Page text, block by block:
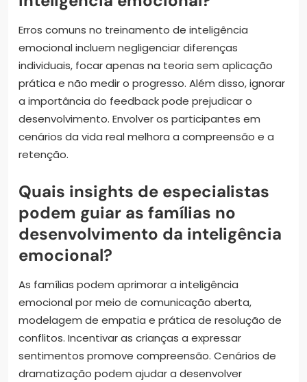
Erros comuns no treinamento de inteligência
emocional incluem negligenciar diferenças
individuais, focar apenas na teoria sem aplicação
prática e não medir o progresso. Além disso, ignorar
a importância do feedback pode prejudicar o
desenvolvimento. Envolver os participantes em
cenários da vida real melhora a compreensão e a
retenção.
Quais insights de especialistas
podem guiar as famílias no
desenvolvimento da inteligência
emocional?
As famílias podem aprimorar a inteligência
emocional por meio de comunicação aberta,
modelagem de empatia e prática de resolução de
conflitos. Incentivar as crianças a expressar
sentimentos promove compreensão. Cenários de
dramatização podem ajudar a desenvolver